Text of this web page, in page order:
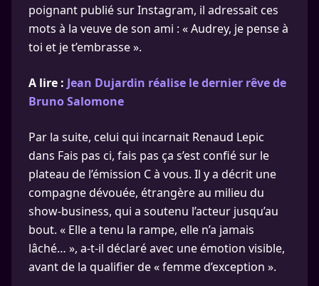
poignant publié sur Instagram, il adressait ces
mots à la veuve de son ami : « Audrey, je pense à
toi et je t’embrasse ».
A lire : Jean Dujardin réalise le dernier rêve de
Bruno Salomone
Par la suite, celui qui incarnait Renaud Lepic
dans Fais pas ci, fais pas ça s’est confié sur le
plateau de l’émission C à vous. Il y a décrit une
compagne dévouée, étrangère au milieu du
show-business, qui a soutenu l’acteur jusqu’au
bout. « Elle a tenu la rampe, elle n’a jamais
lâché… », a-t-il déclaré avec une émotion visible,
avant de la qualifier de « femme d’exception ».